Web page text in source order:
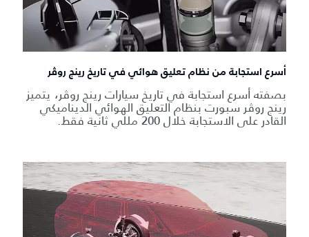
أسرع استجابة من نظام تعليق هوائي في تاريخ رينج روڤر
بصفته أسرع استجابة في تاريخ سيارات رينج روڤر، يتميز
رينج روڤر سبورت بنظام التعليق الهوائي الديناميكي
القادر على الاستجابة خلال 200 مللي ثانية فقط.